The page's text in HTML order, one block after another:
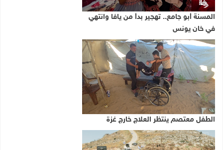
المسنة أبو جامع.. تهجير بدأ من يافا وانتهي
في خان يونس
الطفل معتصم ينتظر العلاج خارج غزة